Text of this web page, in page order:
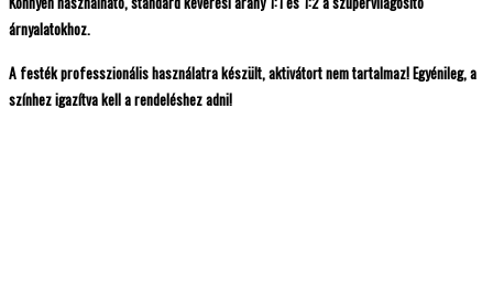
árnyalatokhoz.
A festék professzionális használatra készült, aktivátort nem tartalmaz! Egyénileg, a
színhez igazítva kell a rendeléshez adni!